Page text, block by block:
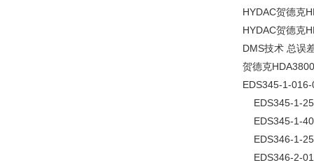
HYDAC贺德克
HYDAC贺德克
DMS技术 总误
贺德克
EDS345-1-
EDS345-1-
EDS345-1-
EDS346-1-
EDS346-2-